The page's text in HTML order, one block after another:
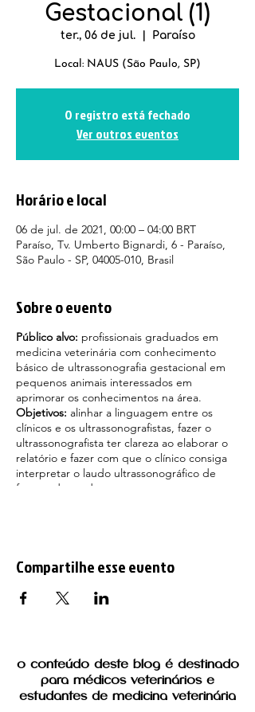
Gestacional (1)
ter., 06 de jul.
  |
Paraíso
O registro está fechado
Ver outros eventos
Horário e local
06 de jul. de 2021, 00:00 – 04:00 BRT
Paraíso, Tv. Umberto Bignardi, 6 - Paraíso,
São Paulo - SP, 04005-010, Brasil
Sobre o evento
Público alvo: profissionais graduados em
medicina veterinária com conhecimento
básico de ultrassonografia gestacional em
pequenos animais interessados em
aprimorar os conhecimentos na área.
Objetivos: alinhar a linguagem entre os
clínicos e os ultrassonografistas, fazer o
ultrassonografista ter clareza ao elaborar o
relatório e fazer com que o clínico consiga
interpretar o laudo ultrassonográfico de
forma adequada.
Compartilhe esse evento
o conteúdo deste blog é destinado
para médicos veterinários e
estudantes de medicina veterinária